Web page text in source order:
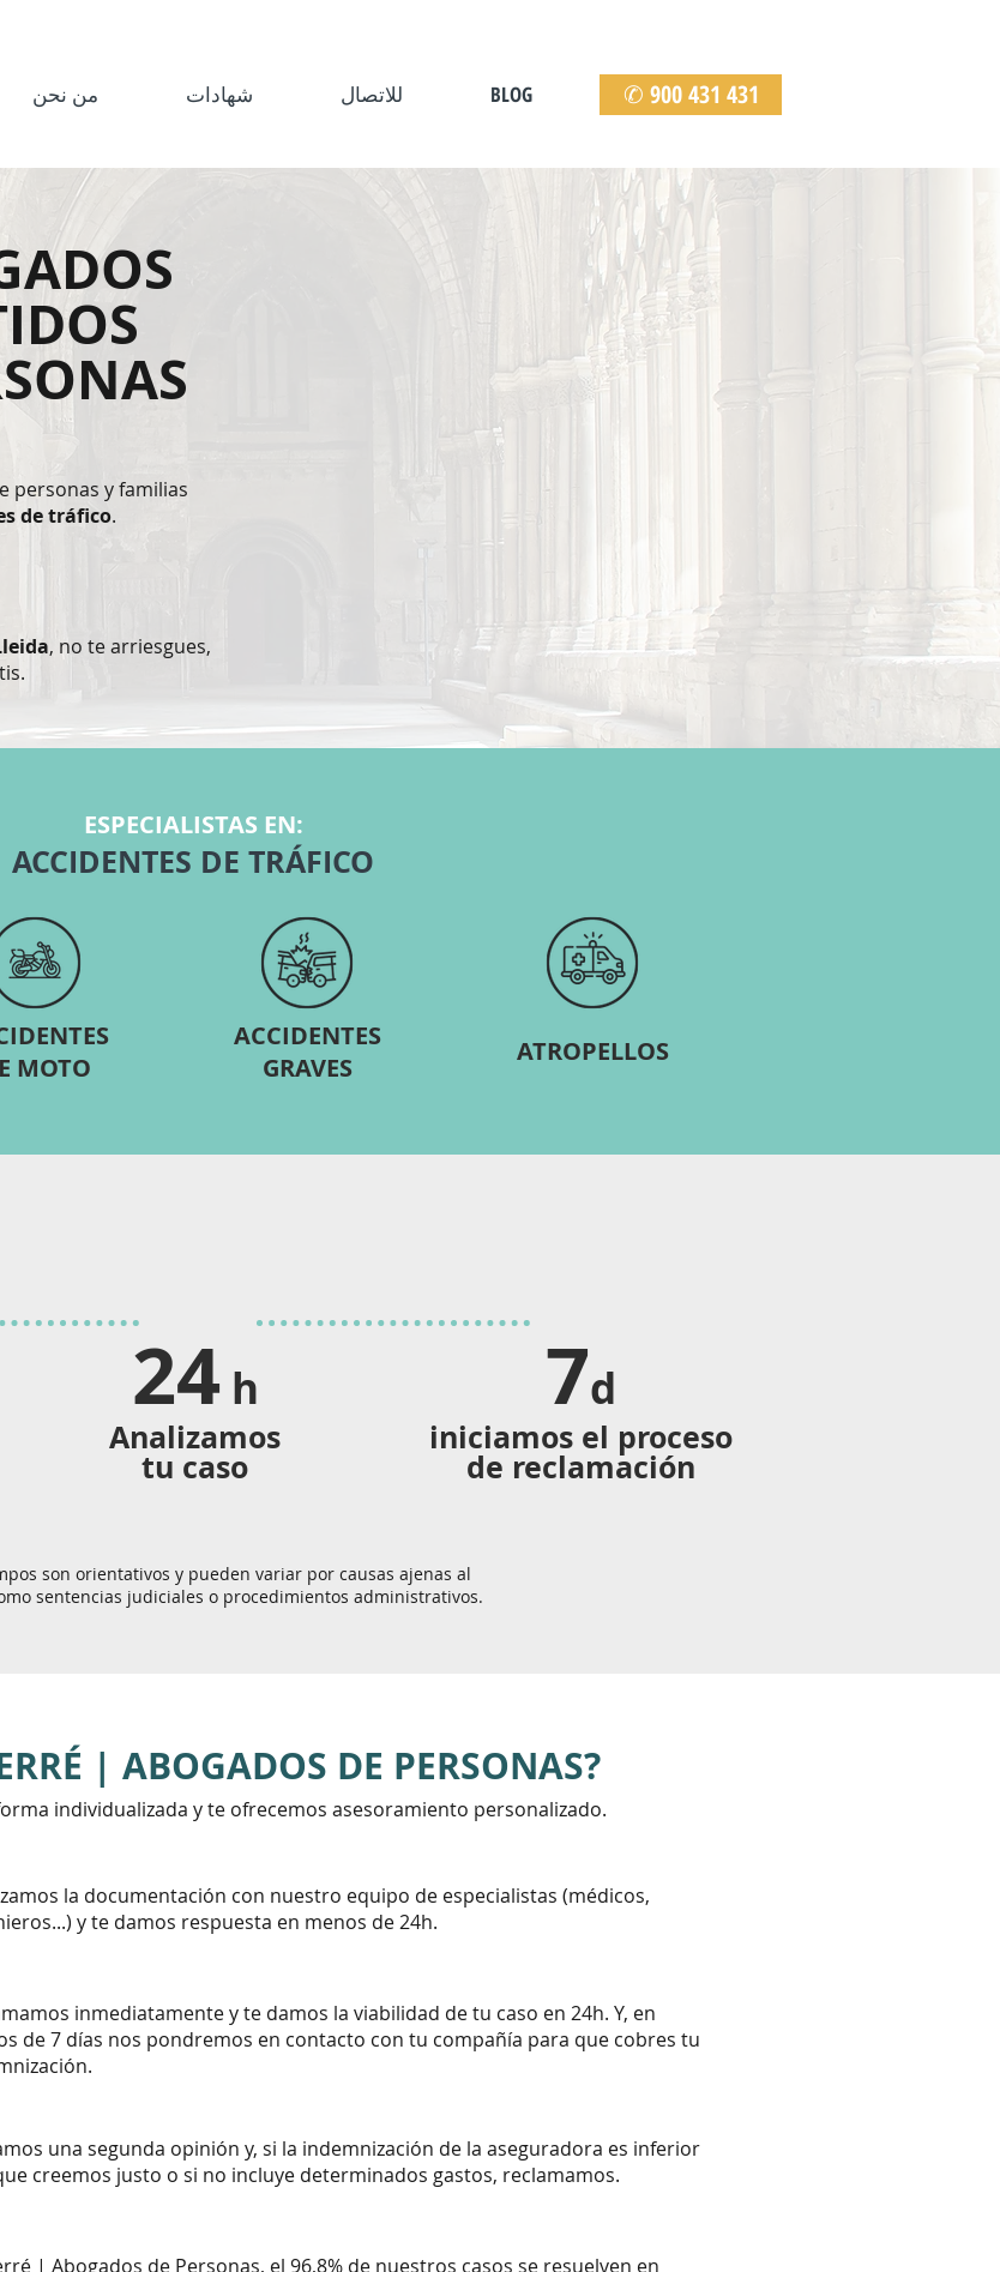
من نحن شهادات للاتصال BLOG ✆ 900 431 431
personas y familias
de tráfico.
, no te arriesgues,
ESPECIALISTAS EN:
ACCIDENTES DE TRÁFICO
MOTO
ACCIDENTES
GRAVES
ATROPELLOS
24 h
Analizamos
tu caso
7d
iniciamos el proceso
de reclamación
son orientativos y pueden variar por causas ajenas al
sentencias judiciales o procedimientos administrativos.
| ABOGADOS DE PERSONAS?
individualizada y te ofrecemos asesoramiento personalizado.
la documentación con nuestro equipo de especialistas (médicos,
y te damos respuesta en menos de 24h.
inmediatamente y te damos la viabilidad de tu caso en 24h. Y, en
de 7 días nos pondremos en contacto con tu compañía para que cobres tu
una segunda opinión y, si la indemnización de la aseguradora es inferior
creemos justo o si no incluye determinados gastos, reclamamos.
| Abogados de Personas, el 96,8% de nuestros casos se resuelven en